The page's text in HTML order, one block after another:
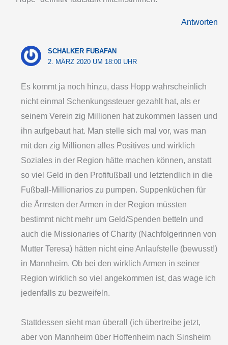
Antworten
SCHALKER FUBAFAN
2. MÄRZ 2020 UM 18:00 UHR
Es kommt ja noch hinzu, dass Hopp wahrscheinlich
nicht einmal Schenkungssteuer gezahlt hat, als er
seinem Verein zig Millionen hat zukommen lassen und
ihn aufgebaut hat. Man stelle sich mal vor, was man
mit den zig Millionen alles Positives und wirklich
Soziales in der Region hätte machen können, anstatt
so viel Geld in den Profifußball und letztendlich in die
Fußball-Millionarios zu pumpen. Suppenküchen für
die Ärmsten der Armen in der Region müssten
bestimmt nicht mehr um Geld/Spenden betteln und
auch die Missionaries of Charity (Nachfolgerinnen von
Mutter Teresa) hätten nicht eine Anlaufstelle (bewusst!)
in Mannheim. Ob bei den wirklich Armen in seiner
Region wirklich so viel angekommen ist, das wage ich
jedenfalls zu bezweifeln.
Stattdessen sieht man überall (ich übertreibe jetzt,
aber von Mannheim über Hoffenheim nach Sinsheim